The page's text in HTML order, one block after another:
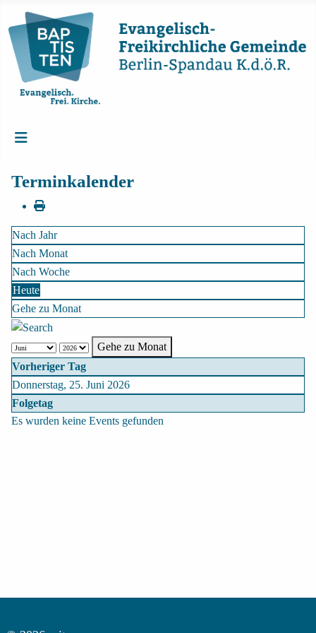
Terminkalender
Nach Jahr
Nach Monat
Nach Woche
Heute
Gehe zu Monat
Gehe zu Monat
Vorheriger Tag
Donnerstag, 25. Juni 2026
Folgetag
Es wurden keine Events gefunden